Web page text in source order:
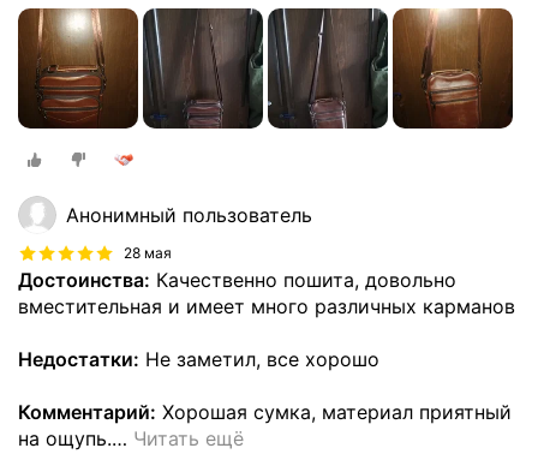
Анонимный пользователь
28 мая
Достоинства: Качественно пошита, довольно
вместительная и имеет много различных карманов
Недостатки: Не заметил, все хорошо
Комментарий: Хорошая сумка, материал приятный
на ощупь.… Читать ещё